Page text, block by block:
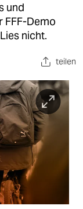
und
FFF-Demo
nicht.
teilen